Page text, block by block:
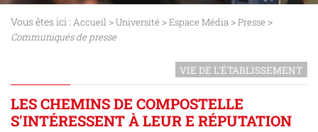
Vous êtes ici : Accueil >Université >Espace Média >Presse >
Communiqués de presse
VIE DE L'ÉTABLISSEMENT
LES CHEMINS DE COMPOSTELLE
S'INTÉRESSENT À LEUR E RÉPUTATION